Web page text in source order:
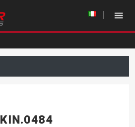
KIN.0484